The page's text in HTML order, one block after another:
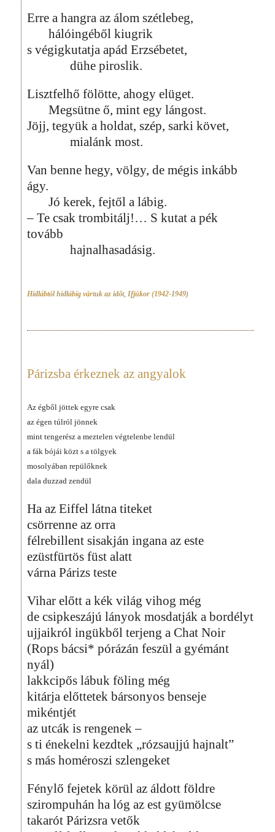
Erre a hangra az álom szétlebeg,
hálóingéből kiugrik
s végigkutatja apád Erzsébetet,
dühe piroslik.
Lisztfelhő fölötte, ahogy elüget.
Megsütne ő, mint egy lángost.
Jöjj, tegyük a holdat, szép, sarki követ,
mialánk most.
Van benne hegy, völgy, de mégis inkább
ágy.
Jó kerek, fejtől a lábig.
– Te csak trombitálj!… S kutat a pék
tovább
hajnalhasadásig.
Hídlábtól hídlábig vártuk az időt, Ifjúkor (1942-1949)
Párizsba érkeznek az angyalok
Az égből jöttek egyre csak
az égen túlról jönnek
mint tengerész a meztelen végtelenbe lendül
a fák bójái közt s a tölgyek
mosolyában repülőknek
dala duzzad zendül
Ha az Eiffel látna titeket
csörrenne az orra
félrebillent sisakján ingana az este
ezüstfürtös füst alatt
várna Párizs teste
Vihar előtt a kék világ vihog még
de csipkeszájú lányok mosdatják a bordélyt
ujjaikról ingükből terjeng a Chat Noir
(Rops bácsi* pórázán feszül a gyémánt
nyál)
lakkcipős lábuk föling még
kitárja előttetek bársonyos benseje
mikéntjét
az utcák is rengenek –
s ti énekelni kezdtek „rózsaujjú hajnalt”
s más homéroszi szlengeket
Fénylő fejetek körül az áldott földre
szirompuhán ha lóg az est gyümölcse
takarót Párizsra vetők